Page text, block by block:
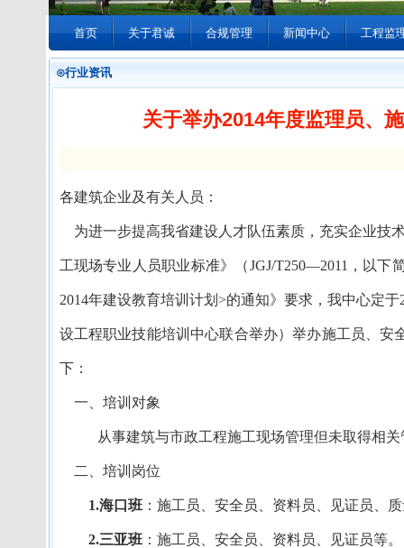
首页 关于君诚 合规管理 新闻中心 工程监
⊙行业资讯
关于举办2014年度监理员、
各建筑企业及有关人员：
为进一步提高我省建设人才队伍素质，充实企业技
工现场专业人员职业标准》（JGJ/T250—2011 ，以下
2014年建设教育培训计划 >的通知》要求，我中心定于
设工程职业技能培训中心联合举办）举办施工员、安
下：
一、培训对象
从事建筑与市政工程施工现场管理但未取得相
二、培训岗位
1.海口班：施工员、安全员、资料员、见证员、
2.三亚班：施工员、安全员、资料员、见证员等。